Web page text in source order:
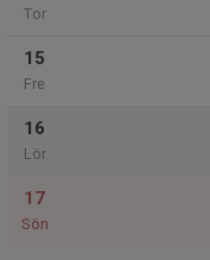
Tor
15
Fre
16
Lör
17
Sön